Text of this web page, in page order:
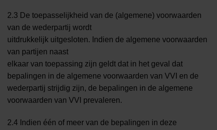
2.3 De toepasselijkheid van de (algemene) voorwaarden
van de wederpartij wordt
uitdrukkelijk uitgesloten. Indien de algemene voorwaarden
van partijen naast
elkaar van toepassing zijn geldt dat in het geval dat
bepalingen in de algemene voorwaarden van VVI en de
wederpartij strijdig zijn, de bepalingen in de algemene
voorwaarden van VVI prevaleren.
2.4 Indien één of meer van de bepalingen in deze